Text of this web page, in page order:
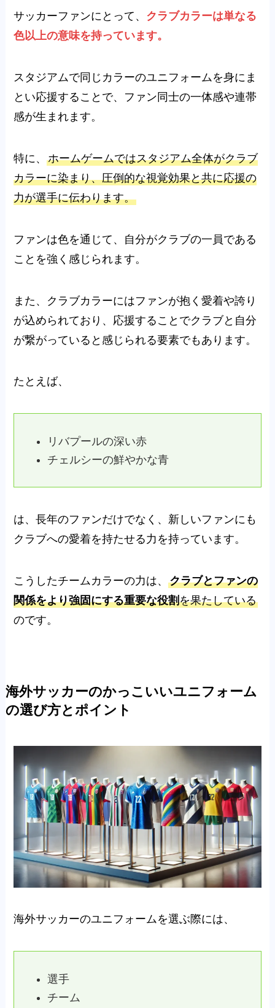
サッカーファンにとって、 クラブカラーは単なる
色以上の意味を持っています。
スタジアムで同じカラーのユニフォームを身にま
とい応援することで、ファン同士の一体感や連帯
感が生まれます。
特に、ホームゲームではスタジアム全体がクラブ
カラーに染まり、圧倒的な視覚効果と共に応援の
力が選手に伝わります。
ファンは色を通じて、自分がクラブの一員である
ことを強く感じられます。
また、クラブカラーにはファンが抱く愛着や誇り
が込められており、応援することでクラブと自分
が繋がっていると感じられる要素でもあります。
たとえば、
リバプールの深い赤
チェルシーの鮮やかな青
は、長年のファンだけでなく、新しいファンにも
クラブへの愛着を持たせる力を持っています。
こうしたチームカラーの力は、クラブとファンの
関係をより強固にする重要な役割を果たしている
のです。
海外サッカーのかっこいいユニフォーム
の選び方とポイント
海外サッカーのユニフォームを選ぶ際には、
選手
チーム